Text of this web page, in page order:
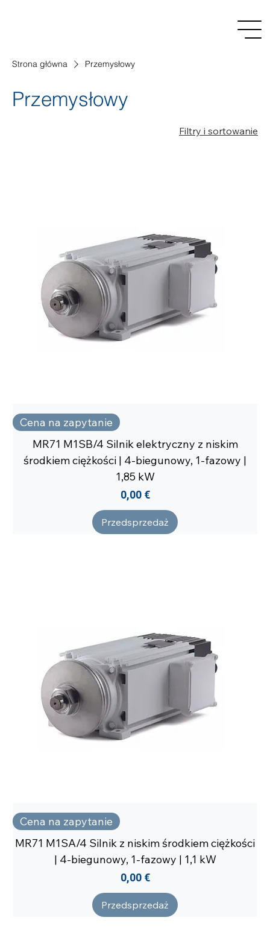
Strona główna Przemysłowy
Przemysłowy
Filtry i sortowanie
Cena na zapytanie
MR71 M1SB/4 Silnik elektryczny z niskim
środkiem ciężkości | 4-biegunowy, 1-fazowy |
1,85 kW
Cena
0,00 €
Przedsprzedaż
Cena na zapytanie
MR71 M1SA/4 Silnik z niskim środkiem ciężkości
| 4-biegunowy, 1-fazowy | 1,1 kW
Cena
0,00 €
Przedsprzedaż